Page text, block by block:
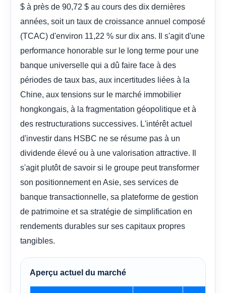
$ à près de 90,72 $ au cours des dix dernières
années, soit un taux de croissance annuel composé
(TCAC) d'environ 11,22 % sur dix ans. Il s'agit d'une
performance honorable sur le long terme pour une
banque universelle qui a dû faire face à des
périodes de taux bas, aux incertitudes liées à la
Chine, aux tensions sur le marché immobilier
hongkongais, à la fragmentation géopolitique et à
des restructurations successives. L'intérêt actuel
d'investir dans HSBC ne se résume pas à un
dividende élevé ou à une valorisation attractive. Il
s'agit plutôt de savoir si le groupe peut transformer
son positionnement en Asie, ses services de
banque transactionnelle, sa plateforme de gestion
de patrimoine et sa stratégie de simplification en
rendements durables sur ses capitaux propres
tangibles.
Aperçu actuel du marché